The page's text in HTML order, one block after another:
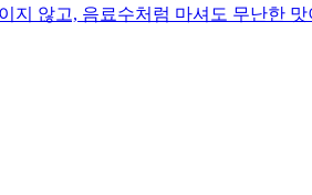
지 않고, 음료수처럼 마셔도 무난한 맛